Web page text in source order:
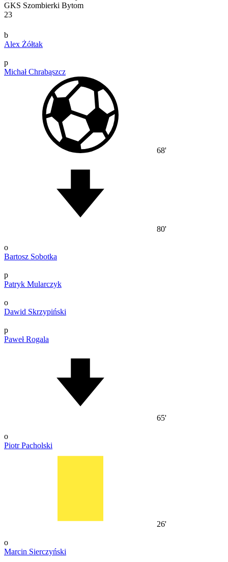
GKS Szombierki Bytom
23
b
Alex Żółtak
p
Michał Chrabąszcz
68'
80'
o
Bartosz Sobotka
p
Patryk Mularczyk
o
Dawid Skrzypiński
p
Paweł Rogala
65'
o
Piotr Pacholski
26'
o
Marcin Sierczyński